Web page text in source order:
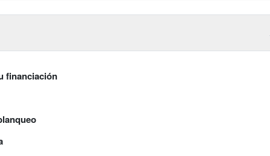
financiación